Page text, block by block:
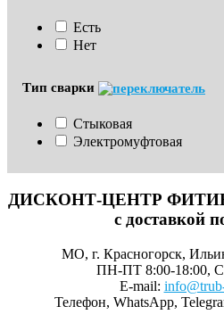
Есть
Нет
Тип сварки
Стыковая
Электромуфтовая
ДИСКОНТ-ЦЕНТР
с доставкой
МО, г. Красногорск,
ПН-ПТ 8:00-18:00,
E-mail:
Телефон, WhatsApp,